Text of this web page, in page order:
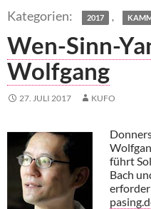
2017 ,
Wen-Sinn-
Wolfgang
27. JULI 2017 KUFO
führt
Bach